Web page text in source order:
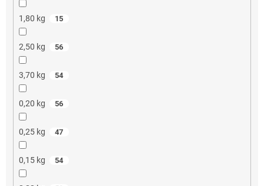
1,80 kg 15
2,50 kg 56
3,70 kg 54
0,20 kg 56
0,25 kg 47
0,15 kg 54